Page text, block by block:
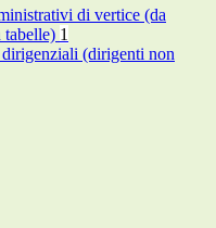
di vertice (da
tabelle) 1
(dirigenti non